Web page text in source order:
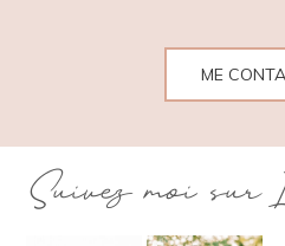
ME
Suivez moi sur